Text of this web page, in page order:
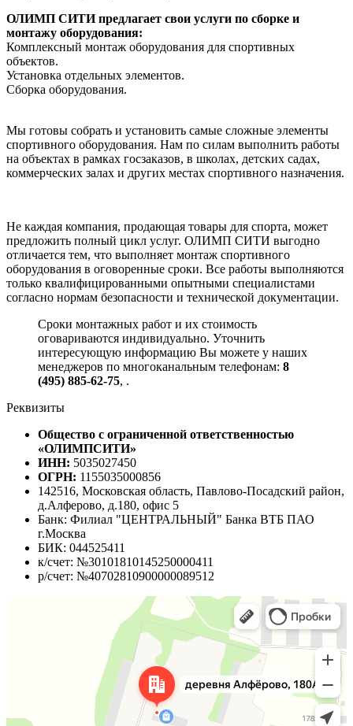
ОЛИМП СИТИ предлагает свои услуги по сборке и
монтажу оборудования:
Комплексный монтаж оборудования для спортивных
объектов.
Установка отдельных элементов.
Сборка оборудования.
Мы готовы собрать и установить самые сложные элементы
спортивного оборудования. Нам по силам выполнить работы
на объектах в рамках госзаказов, в школах, детских садах,
коммерческих залах и других местах спортивного назначения.
Не каждая компания, продающая товары для спорта, может
предложить полный цикл услуг. ОЛИМП СИТИ выгодно
отличается тем, что выполняет монтаж спортивного
оборудования в оговоренные сроки. Все работы выполняются
только квалифицированными опытными специалистами
согласно нормам безопасности и технической документации.
Сроки монтажных работ и их стоимость
оговариваются индивидуально. Уточнить
интересующую информацию Вы можете у наших
менеджеров по многоканальным телефонам: 8
(495) 885-62-75, .
Реквизиты
Общество с ограниченной ответственностью
«ОЛИМПСИТИ»
ИНН: 5035027450
ОГРН: 1155035000856
142516, Московская область, Павлово-Посадский район,
д.Алферово, д.180, офис 5
Банк: Филиал "ЦЕНТРАЛЬНЫЙ" Банка ВТБ ПАО
г.Москва
БИК: 044525411
к/счет: №30101810145250000411
р/счет: №40702810900000089512